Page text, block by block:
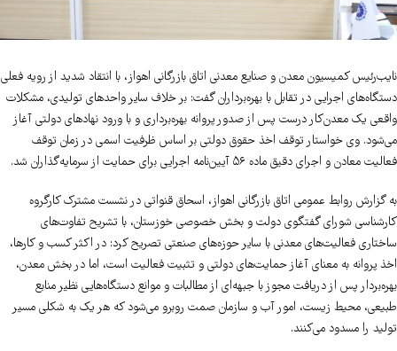
نایب‌رئیس کمیسیون معدن و صنایع معدنی اتاق بازرگانی اهواز، با انتقاد شدید از رویه فعلی
دستگاه‌های اجرایی در تقابل با بهره‌برداران گفت: بر خلاف سایر واحدهای تولیدی، مشکلات
واقعی یک معدن‌کار درست پس از صدور پروانه بهره‌برداری و با ورود نهادهای دولتی آغاز
می‌شود. وی خواستار توقف اخذ حقوق دولتی بر اساس ظرفیت اسمی در زمان توقف
فعالیت معادن و اجرای دقیق ماده ۵۶ آیین‌نامه اجرایی برای حمایت از سرمایه‌گذاران شد.
به گزارش روابط عمومی اتاق بازرگانی اهواز، اسحاق قنواتی در نشست مشترک کارگروه
کارشناسی شورای گفتگوی دولت و بخش خصوصی خوزستان، با تشریح تفاوت‌های
ساختاری فعالیت‌های معدنی با سایر حوزه‌های صنعتی تصریح کرد: در اکثر کسب‌ و کارها،
اخذ پروانه به معنای آغاز حمایت‌های دولتی و تثبیت فعالیت است، اما در بخش معدن،
بهره‌بردار پس از دریافت مجوز با جبهه‌ای از مطالبات و موانع دستگاه‌هایی نظیر منابع
طبیعی، محیط زیست، امور آب و سازمان صمت روبرو می‌شود که هر یک به شکلی مسیر
تولید را مسدود می‌کنند.